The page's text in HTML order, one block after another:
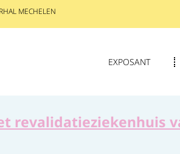
MECHELEN
EXPOSANT
revalidatieziekenhuis